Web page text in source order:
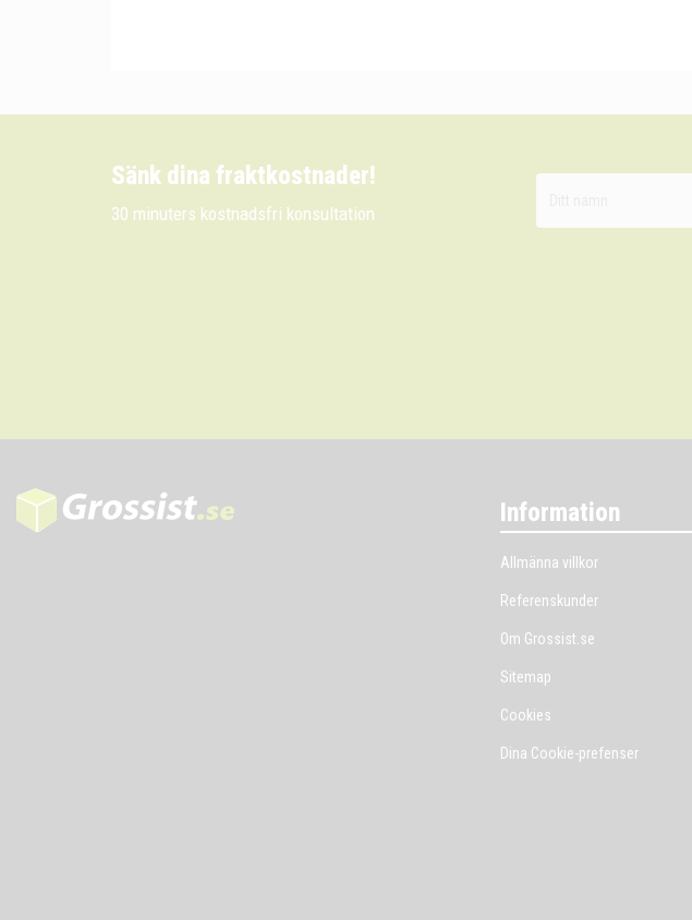
Sänk dina fraktkostnader!
30 minuters kostnadsfri konsultation
Information
Allmänna villkor
Referenskunder
Om Grossist.se
Sitemap
Cookies
Dina Cookie-prefenser